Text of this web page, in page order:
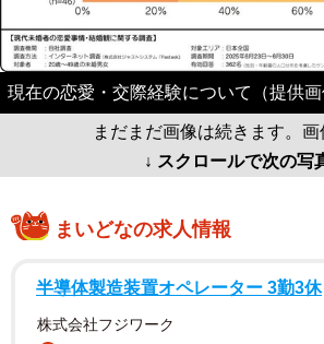
現在の恋愛・交際経験について（提供画
まだまだ画像は続きます。画
↓ スクロールで次の写
まいどなの求人情報
半導体製造装置オペレーター 3勤3休
株式会社フジワーク